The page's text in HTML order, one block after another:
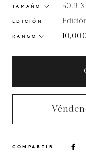
TAMAÑO 50.9 X
EDICIÓN
RANGO
COMPARTIR